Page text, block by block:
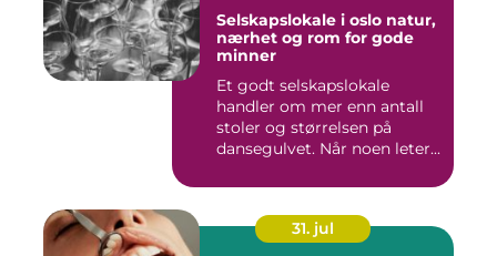
Selskapslokale i oslo natur,
nærhet og rom for gode
minner
Et godt selskapslokale
handler om mer enn antall
stoler og størrelsen på
dansegulvet. Når noen leter...
31. jul